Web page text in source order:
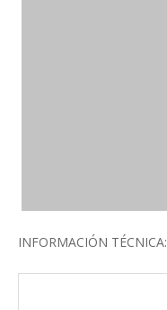
INFORMACIÓN TÉCNICA: